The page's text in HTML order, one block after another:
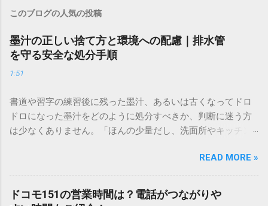
このブログの人気の投稿
墨汁の正しい捨て方と環境への配慮｜排水管
を守る安全な処分手順
1:51
書道や習字の練習後に残った墨汁、あるいは古くなってドロ
ドロになった墨汁をどのように処分すべきか、判断に迷う方
は少なくありません。「ほんの少量だし、洗面所やキッチン
と、実は予期せぬトラブルを招く原因となります。 墨汁は、
一般的な生活排水とは性質が大きく異なります。そのまま排
水口へ流すことは環境負荷だけでなく、ご自宅の排水設備を
傷める可能性も高いため、非常に危険です。この記事では、
READ MORE »
ドコモ151の営業時間は？電話がつながりや